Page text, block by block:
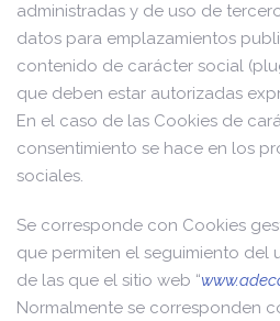
administradas y de uso de
datos para emplazamientos
contenido de carácter social
que deben estar autorizadas
En el caso de las Cookies de
consentimiento se hace en los
sociales.
Se corresponde con Cookies
que permiten el seguimiento del
de las que el sitio web “
Normalmente se corresponden